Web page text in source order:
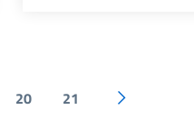
20 21